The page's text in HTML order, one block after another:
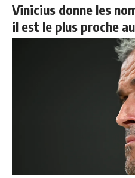
Vinicius donne les
il est le plus proche